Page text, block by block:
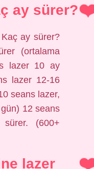
ay sürer?
ay sürer?
(ortalama
lazer 10 ay
lazer 12-16
seans lazer,
12 seans
(600+
lazer